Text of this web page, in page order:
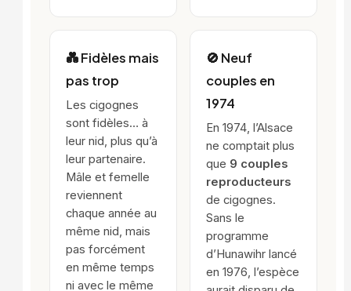
💑 Fidèles mais
pas trop
Les cigognes
sont fidèles… à
leur nid, plus qu’à
leur partenaire.
Mâle et femelle
reviennent
chaque année au
même nid, mais
pas forcément
en même temps
ni avec le même
🚫 Neuf
couples en
1974
En 1974, l’Alsace
ne comptait plus
que 9 couples
reproducteurs
de cigognes.
Sans le
programme
d’Hunawihr lancé
en 1976, l’espèce